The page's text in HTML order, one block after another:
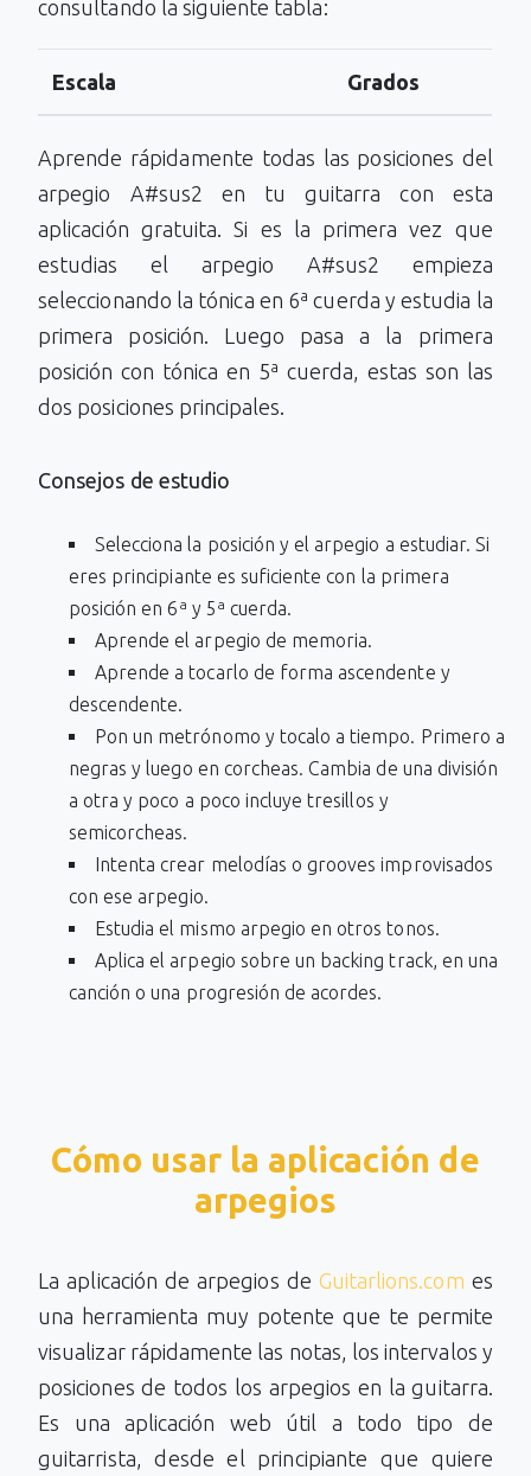
consultando la siguiente tabla:
Escala Grados
Aprende rápidamente todas las posiciones del
arpegio A#sus2 en tu guitarra con esta
aplicación gratuita. Si es la primera vez que
estudias el arpegio A#sus2 empieza
seleccionando la tónica en 6ª cuerda y estudia la
primera posición. Luego pasa a la primera
posición con tónica en 5ª cuerda, estas son las
dos posiciones principales.
Consejos de estudio
Selecciona la posición y el arpegio a estudiar. Si
eres principiante es suficiente con la primera
posición en 6ª y 5ª cuerda.
Aprende el arpegio de memoria.
Aprende a tocarlo de forma ascendente y
descendente.
Pon un metrónomo y tocalo a tiempo. Primero a
negras y luego en corcheas. Cambia de una división
a otra y poco a poco incluye tresillos y
semicorcheas.
Intenta crear melodías o grooves improvisados
con ese arpegio.
Estudia el mismo arpegio en otros tonos.
Aplica el arpegio sobre un backing track, en una
canción o una progresión de acordes.
Cómo usar la aplicación de
arpegios
La aplicación de arpegios de Guitarlions.com es
una herramienta muy potente que te permite
visualizar rápidamente las notas, los intervalos y
posiciones de todos los arpegios en la guitarra.
Es una aplicación web útil a todo tipo de
guitarrista, desde el principiante que quiere